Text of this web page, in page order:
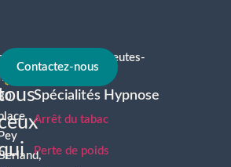
Pey
Contactez-nous
Spécialités Hypnose
Arrêt du tabac
Perte de poids